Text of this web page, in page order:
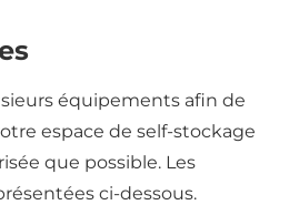
équipements afin de
espace de self-stockage
que possible. Les
ci-dessous.